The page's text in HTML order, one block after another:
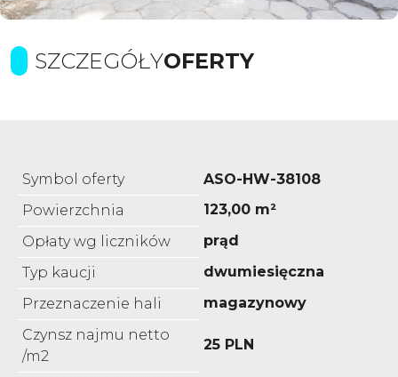
SZCZEGÓŁYOFERTY
Symbol oferty
ASO-HW-38108
Powierzchnia
123,00 m²
Opłaty wg liczników
prąd
Typ kaucji
dwumiesięczna
Przeznaczenie hali
magazynowy
Czynsz najmu netto
/m2
25 PLN